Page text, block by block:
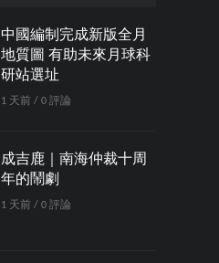
中國編制完成新版全月
地質圖 有助未來月球科
研站選址
1 天前 / 0 評論
成吉鹿｜南海仲裁十周
年的鬧劇
1 天前 / 0 評論